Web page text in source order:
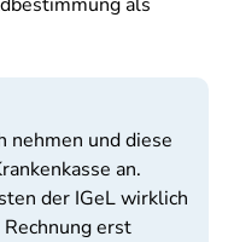
nehmen und diese
an.
der IGeL wirklich
erst